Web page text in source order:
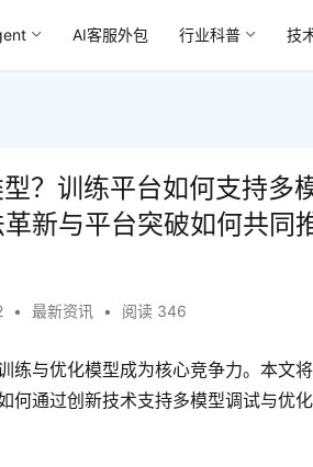
AI客服外包 行业科普 技
？训练平台如何支持多
新与平台突破如何共同
• 最新资讯 • 阅读 346
练与优化模型成为核心竞争力。本文
何通过创新技术支持多模型调试与优